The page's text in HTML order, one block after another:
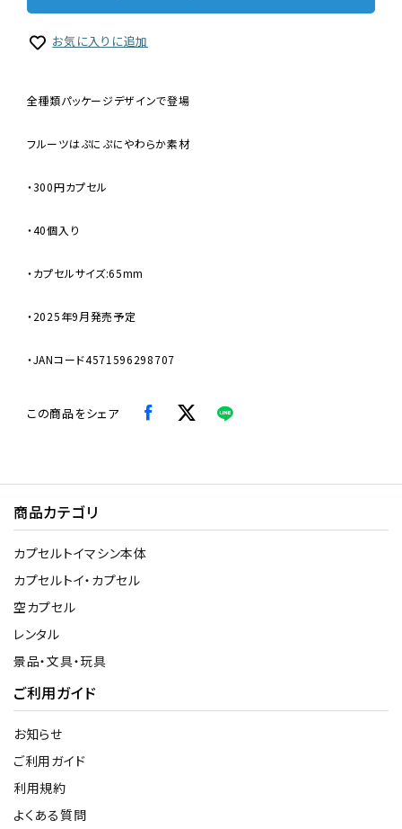
お気に入りに追加
全種類パッケージデザインで登場
フルーツはぷにぷにやわらか素材
・300円カプセル
・40個入り
・カプセルサイズ:65mm
・2025年9月発売予定
・JANコード4571596298707
この商品をシェア
商品カテゴリ
カプセルトイマシン本体
カプセルトイ・カプセル
空カプセル
レンタル
景品・文具・玩具
ご利用ガイド
お知らせ
ご利用ガイド
利用規約
よくある質問